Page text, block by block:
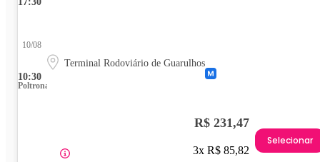
10:30
10/08
Terminal Rodoviário de Guarulhos
Poltrona
R$ 231,47
3x R$ 85,82
Selecionar